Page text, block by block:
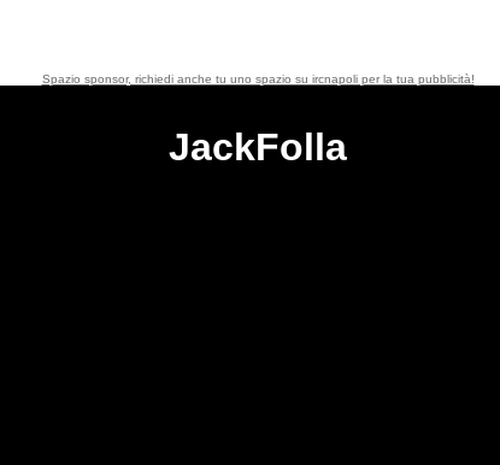
Spazio sponsor, richiedi anche tu uno spazio su ircnapoli per la tua pubblicità!
JackFolla